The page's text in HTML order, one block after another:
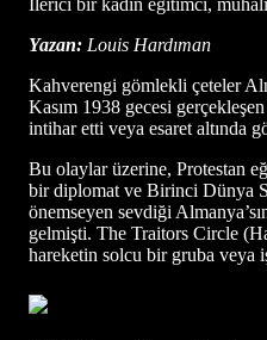
Yazan: Louis Hardıman
Kahverengi gömlekli çeteler
Kasım 1938 gecesi
intihar etti veya esaret altında
Bu olaylar üzerine, Protestan
bir diplomat ve Birinci Dünya
önemseyen sevdiği
gelmişti. The Traitors Circle
hareketin solcu bir gruba veya